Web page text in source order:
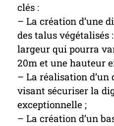
clés :
– La création d’une
des talus végétalisés
largeur qui pourra
20m et une hauteur
– La réalisation d’un
visant sécuriser la
exceptionnelle ;
– La création d’un